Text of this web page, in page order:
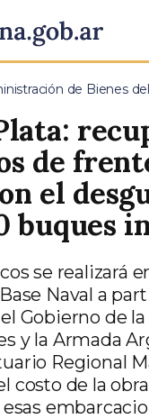
principal
de Bienes
de
el
buques
se realizará
Naval a
Gobierno de
y la Armada
Regional
costo de la